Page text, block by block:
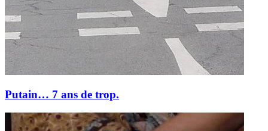
Putain… 7 ans de trop.